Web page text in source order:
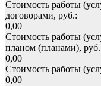
Стоимость работы
договорами, руб.:
0,00
Стоимость работы
планом (планами),
0,00
Стоимость работы
0,00